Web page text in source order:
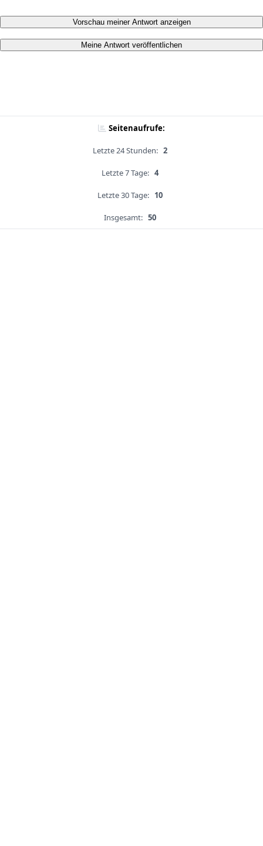
Vorschau meiner Antwort anzeigen
Meine Antwort veröffentlichen
Seitenaufrufe:
Letzte 24 Stunden: 2
Letzte 7 Tage: 4
Letzte 30 Tage: 10
Insgesamt: 50